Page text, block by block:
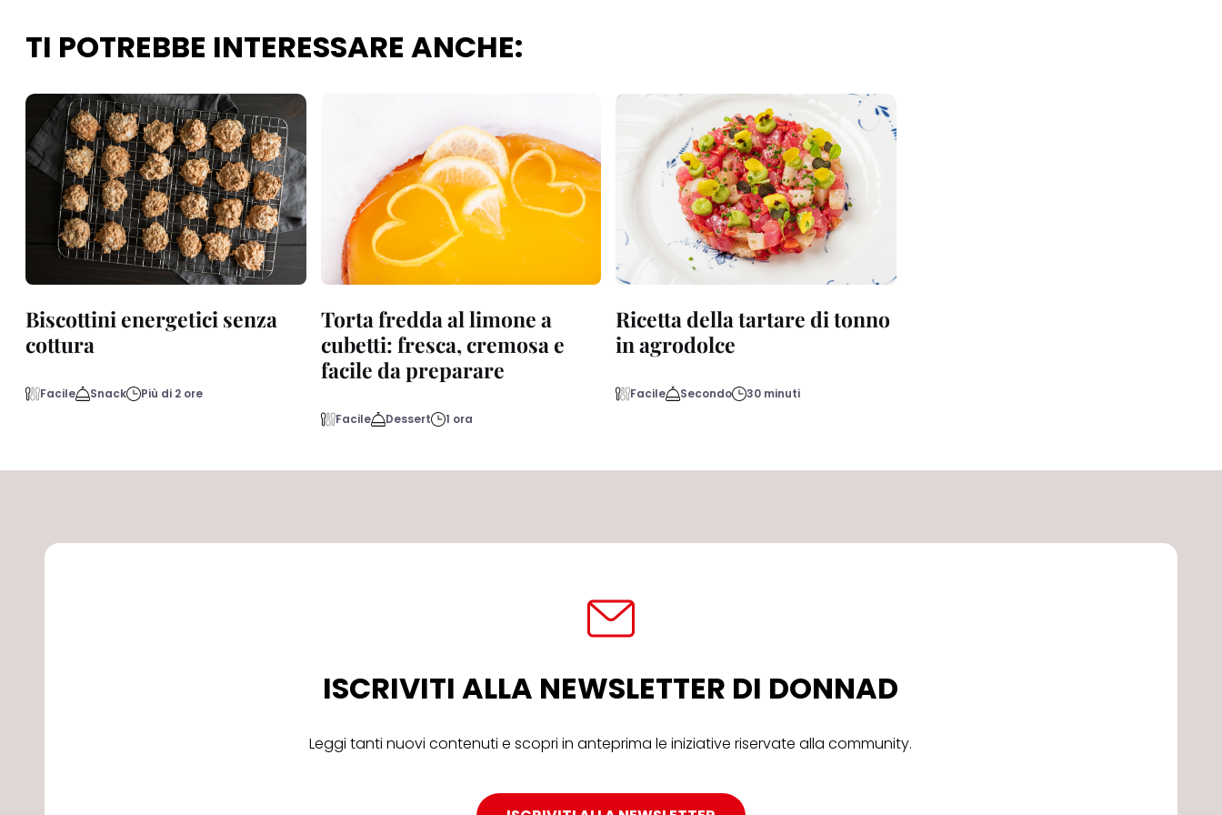
TI POTREBBE INTERESSARE ANCHE:
Biscottini energetici senza
cottura
Facile Snack Più di 2 ore
Torta fredda al limone a
cubetti: fresca, cremosa e
facile da preparare
Facile Dessert 1 ora
Ricetta della tartare di tonno
in agrodolce
Facile Secondo 30 minuti
ISCRIVITI ALLA NEWSLETTER DI DONNAD
Leggi tanti nuovi contenuti e scopri in anteprima le iniziative riservate alla community.